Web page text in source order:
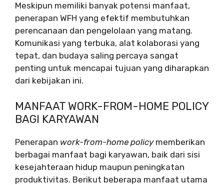
Meskipun memiliki banyak potensi manfaat,
penerapan WFH yang efektif membutuhkan
perencanaan dan pengelolaan yang matang.
Komunikasi yang terbuka, alat kolaborasi yang
tepat, dan budaya saling percaya sangat
penting untuk mencapai tujuan yang diharapkan
dari kebijakan ini.
MANFAAT WORK-FROM-HOME POLICY
BAGI KARYAWAN
Penerapan work-from-home policymemberikan
berbagai manfaat bagi karyawan, baik dari sisi
kesejahteraan hidup maupun peningkatan
produktivitas. Berikut beberapa manfaat utama